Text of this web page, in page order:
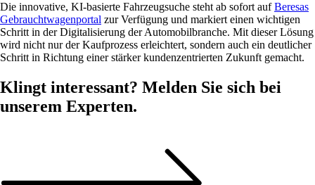
Die innovative, KI-basierte Fahrzeugsuche steht ab sofort aufBeresas
Gebrauchtwagenportal zur Verfügung und markiert einen wichtigen
Schritt in der Digitalisierung der Automobilbranche. Mit dieser Lösung
wird nicht nur der Kaufprozess erleichtert, sondern auch ein deutlicher
Schritt in Richtung einer stärker kundenzentrierten Zukunft gemacht.
Klingt interessant? Melden Sie sich bei
unserem Experten.